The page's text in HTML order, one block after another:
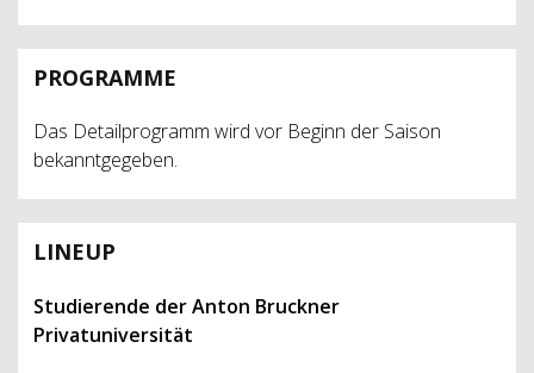
PROGRAMME
Das Detailprogramm wird vor Beginn der Saison
bekanntgegeben.
LINEUP
Studierende der Anton Bruckner
Privatuniversität